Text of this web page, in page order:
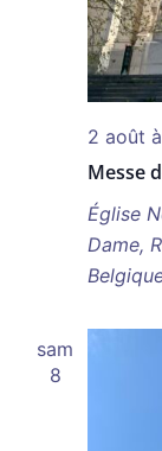
Messe
2 août à
Église
Dame,
sam
8